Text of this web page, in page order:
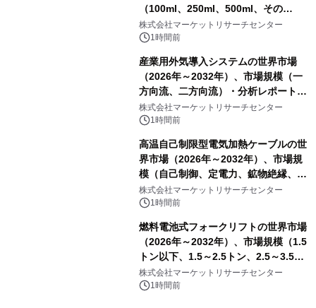
（100ml、250ml、500ml、その
他）・分析レポートを発表
株式会社マーケットリサーチセンター
1時間前
産業用外気導入システムの世界市場
（2026年～2032年）、市場規模（一
方向流、二方向流）・分析レポートを
発表
株式会社マーケットリサーチセンター
1時間前
高温自己制限型電気加熱ケーブルの世
界市場（2026年～2032年）、市場規
模（自己制御、定電力、鉱物絶縁、表
皮効果）・分析レポートを発表
株式会社マーケットリサーチセンター
1時間前
燃料電池式フォークリフトの世界市場
（2026年～2032年）、市場規模（1.5
トン以下、1.5～2.5トン、2.5～3.5ト
ン、3.5～5.0トン、その他）・分析レ
ポートを発表
株式会社マーケットリサーチセンター
1時間前